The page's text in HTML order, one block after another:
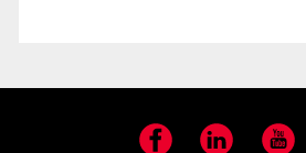
Facebook LinkedIn YouTube